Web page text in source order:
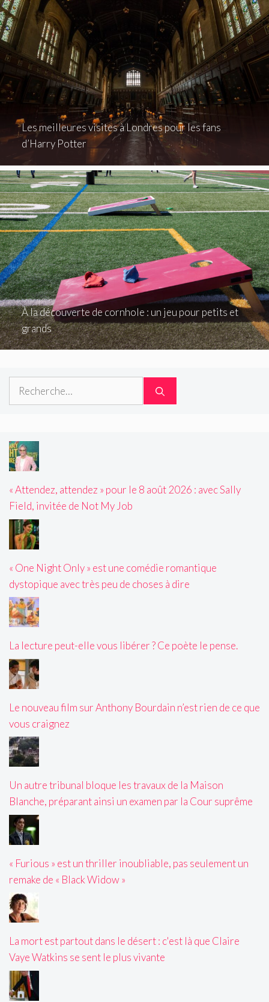
Les meilleures visites à Londres pour les fans
d’Harry Potter
À la découverte de cornhole : un jeu pour petits et
grands
Rechercher :
« Attendez, attendez » pour le 8 août 2026 : avec Sally
Field, invitée de Not My Job
« One Night Only » est une comédie romantique
dystopique avec très peu de choses à dire
La lecture peut-elle vous libérer ? Ce poète le pense.
Le nouveau film sur Anthony Bourdain n’est rien de ce que
vous craignez
Un autre tribunal bloque les travaux de la Maison
Blanche, préparant ainsi un examen par la Cour suprême
« Furious » est un thriller inoubliable, pas seulement un
remake de « Black Widow »
La mort est partout dans le désert : c'est là que Claire
Vaye Watkins se sent le plus vivante